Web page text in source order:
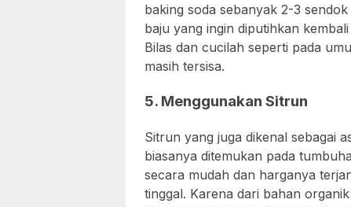
baking soda sebanyak 2-3
baju yang ingin diputihkan
Bilas dan cucilah seperti pada
masih tersisa.
5. Menggunakan Sitrun
Sitrun yang juga dikenal sebagai
biasanya ditemukan pada
secara mudah dan harganya
tinggal. Karena dari bahan